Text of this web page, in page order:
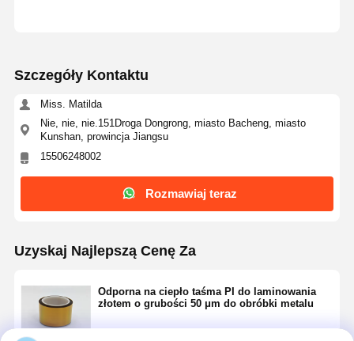
Szczegóły Kontaktu
Miss. Matilda
Nie, nie, nie.151Droga Dongrong, miasto Bacheng, miasto
Kunshan, prowincja Jiangsu
15506248002
Rozmawiaj teraz
Uzyskaj Najlepszą Cenę Za
Odporna na ciepło taśma PI do laminowania
złotem o grubości 50 μm do obróbki metalu